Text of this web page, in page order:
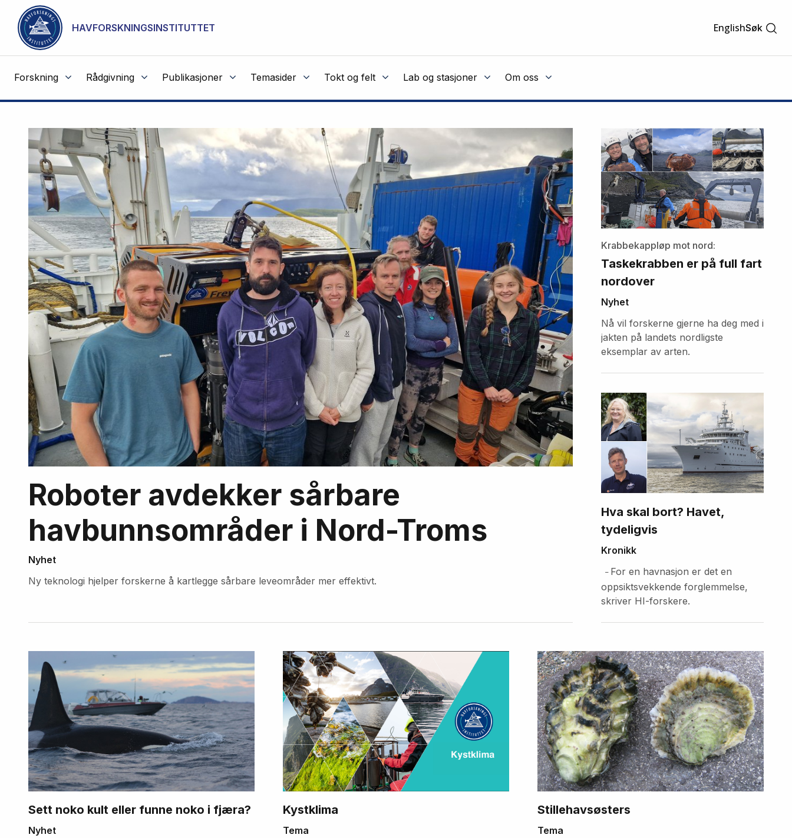
Gå til hovedinnhold
HAVFORSKNINGSINSTITUTTET EnglishSøk
Forskning Rådgivning Publikasjoner Temasider Tokt og felt Lab og stasjoner Om oss
NOT CACHED
Havforskningsinstituttet
Fremhevede
artikler
Roboter avdekker sårbare
havbunnsområder i Nord-Troms
Nyhet
Ny teknologi hjelper forskerne å kartlegge sårbare leveområder mer effektivt.
Krabbekappløp mot nord:
Taskekrabben er på full fart
nordover
Nyhet
Nå vil forskerne gjerne ha deg med i
jakten på landets nordligste
eksemplar av arten.
Hva skal bort? Havet,
tydeligvis
Kronikk
– For en havnasjon er det en
oppsiktsvekkende forglemmelse,
skriver HI-forskere.
Fremhevede
artikler
Sett noko kult eller funne noko i fjæra?
Nyhet
Kystklima
Tema
Stillehavsøsters
Tema